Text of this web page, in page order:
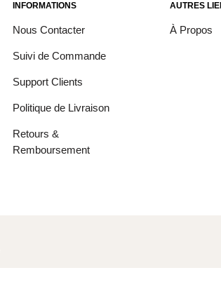
INFORMATIONS
Nous Contacter
Suivi de Commande
Support Clients
Politique de Livraison
Retours &
Remboursement
AUTRES
À Propos